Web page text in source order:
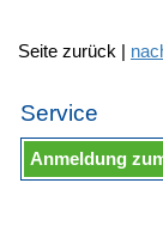
Seite zurück |
Service
Anmeldung